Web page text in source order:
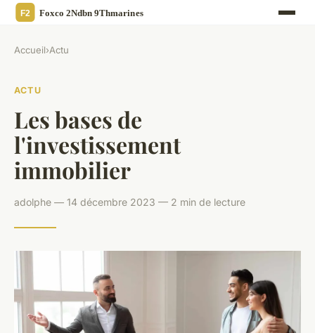
Accueil›Actu
ACTU
Les bases de
l'investissement
immobilier
adolphe — 14 décembre 2023 — 2 min de lecture